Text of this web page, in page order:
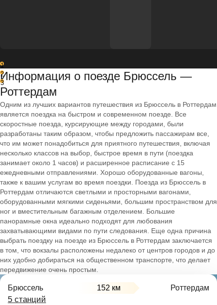
1
2
3
Информация о поезде Брюссель —
Роттердам
Одним из лучших вариантов путешествия из Брюссель в Роттердам
является поездка на быстром и современном поезде. Все
скоростные поезда, курсирующие между городами, были
разработаны таким образом, чтобы предложить пассажирам все,
что им может понадобиться для приятного путешествия, включая
несколько классов на выбор, быстрое время в пути (поездка
занимает около 1 часов) и расширенное расписание с 15
ежедневными отправлениями. Хорошо оборудованные вагоны,
также к вашим услугам во время поездки. Поезда из Брюссель в
Роттердам отличаются светлыми и просторными вагонами,
оборудованными мягкими сиденьями, большим пространством для
ног и вместительным багажным отделением. Большие
панорамные окна идеально подходят для любования
захватывающими видами по пути следования. Еще одна причина
выбрать поездку на поезде из Брюссель в Роттердам заключается
в том, что вокзалы расположены недалеко от центров городов и до
них удобно добираться на общественном транспорте, что делает
передвижение очень простым.
Брюссель 152 км Роттердам
5 станций